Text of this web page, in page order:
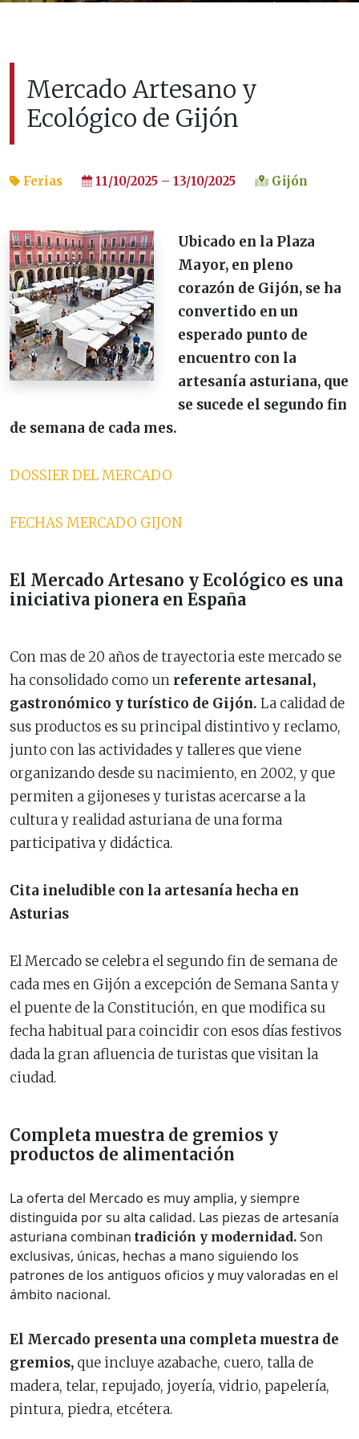
Mercado Artesano y
Ecológico de Gijón
Ferias 11/10/2025 – 13/10/2025 Gijón
Ubicado en la Plaza
Mayor, en pleno
corazón de Gijón, se ha
convertido en un
esperado punto de
encuentro con la
artesanía asturiana, que
se sucede el segundo fin
de semana de cada mes.
DOSSIER DEL MERCADO
FECHAS MERCADO GIJON
El Mercado Artesano y Ecológico es una
iniciativa pionera en España
Con mas de 20 años de trayectoria este mercado se
ha consolidado como un referente artesanal,
gastronómico y turístico de Gijón. La calidad de
sus productos es su principal distintivo y reclamo,
junto con las actividades y talleres que viene
organizando desde su nacimiento, en 2002, y que
permiten a gijoneses y turistas acercarse a la
cultura y realidad asturiana de una forma
participativa y didáctica.
Cita ineludible con la artesanía hecha en
Asturias
El Mercado se celebra el segundo fin de semana de
cada mes en Gijón a excepción de Semana Santa y
el puente de la Constitución, en que modifica su
fecha habitual para coincidir con esos días festivos
dada la gran afluencia de turistas que visitan la
ciudad.
Completa muestra de gremios y
productos de alimentación
La oferta del Mercado es muy amplia, y siempre
distinguida por su alta calidad. Las piezas de artesanía
asturiana combinan tradición y modernidad. Son
exclusivas, únicas, hechas a mano siguiendo los
patrones de los antiguos oficios y muy valoradas en el
ámbito nacional.
El Mercado presenta una completa muestra de
gremios, que incluye azabache, cuero, talla de
madera, telar, repujado, joyería, vidrio, papelería,
pintura, piedra, etcétera.